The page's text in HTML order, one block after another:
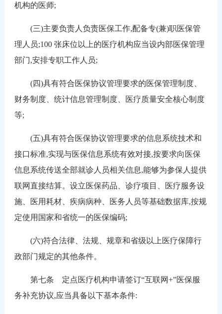
机构的医师;
(三)主要负责人负责医保工作,配备专(兼)职医保管
理人员;100 张床位以上的医疗机构应当设内部医保管理
部门,安排专职工作人员;
(四)具有符合医保协议管理要求的医保管理制度、
财务制度、统计信息管理制度、医疗质量安全核心制度
等;
(五)具有符合医保协议管理要求的信息系统技术和
接口标准,实现与医保信息系统有效对接,按要求向医保
信息系统传送全部就诊人员相关信息,能够为参保人提供
联网直接结算。设立医保药品、诊疗项目、医疗服务设
施、医用耗材、疾病病种、医务人员等基础数据库,按规
定使用国家和省统一的医保编码;
(六)符合法律、法规、规章和省级以上医疗保障行
政部门规定的其他条件。
第七条 定点医疗机构申请签订“互联网+”医保服
务补充协议,应当具备以下基本条件: